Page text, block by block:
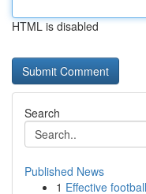
HTML is disabled
Search
Published News
1 Effective